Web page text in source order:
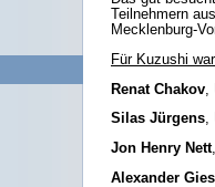
Teilnehmern
Mecklenburg-
Für Kuzushi
Renat Chakov
Silas Jürgens,
Jon Henry Nett
Alexander